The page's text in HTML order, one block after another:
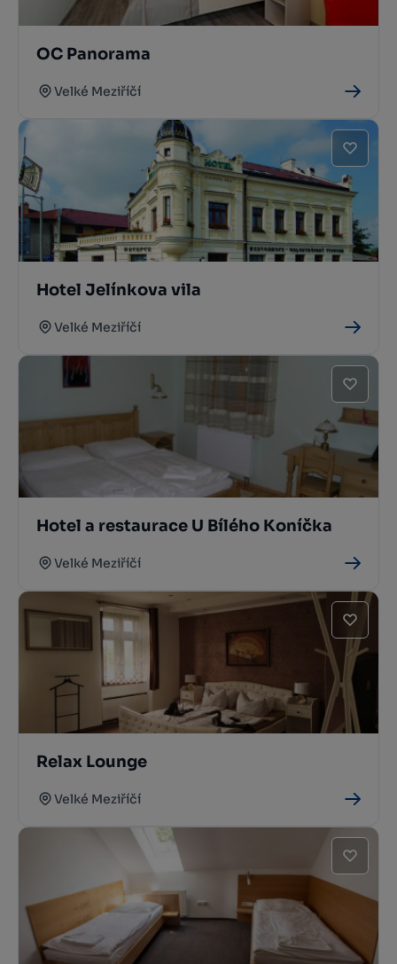
OC Panorama
Velké Meziříčí
Hotel Jelínkova vila
Velké Meziříčí
Hotel a restaurace U Bílého Koníčka
Velké Meziříčí
Relax Lounge
Velké Meziříčí